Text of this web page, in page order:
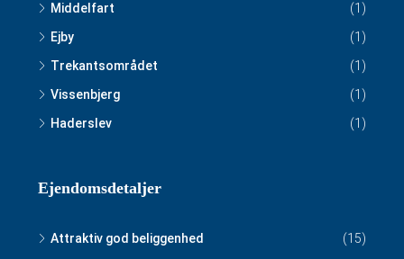
Middelfart
(1)
Ejby
(1)
Trekantsområdet
(1)
Vissenbjerg
(1)
Haderslev
(1)
Ejendomsdetaljer
Attraktiv god beliggenhed
(15)